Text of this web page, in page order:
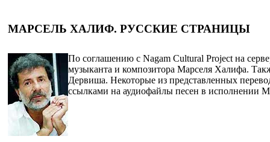
МАРСЕЛЬ ХАЛИФ. РУССКИЕ СТРАНИЦЫ
По соглашению с Nagam Cultural Project на
музыканта и композитора Марселя Халифа.
Дервиша. Некоторые из представленных
ссылками на аудиофайлы песен в исполнении